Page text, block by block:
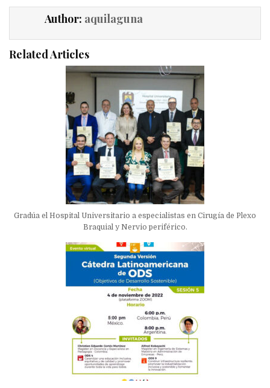
Author: aquilaguna
Related Articles
Gradúa el Hospital Universitario a especialistas en Cirugía de Plexo
Braquial y Nervio periférico.